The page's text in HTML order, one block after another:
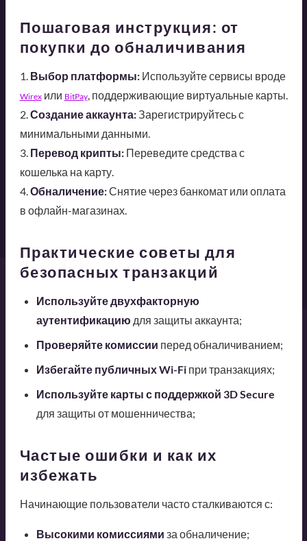
Пошаговая инструкция: от
покупки до обналичивания
1. Выбор платформы:Используйте сервисы вроде
Wirexили BitPay, поддерживающие виртуальные карты.
2. Создание аккаунта:Зарегистрируйтесь с
минимальными данными.
3. Перевод крипты:Переведите средства с
кошелька на карту.
4. Обналичение:Снятие через банкомат или оплата
в офлайн-магазинах.
Практические советы для
безопасных транзакций
Используйте двухфакторную
аутентификацию для защиты аккаунта;
Проверяйте комиссии перед обналичиванием;
Избегайте публичных Wi-Fiпри транзакциях;
Используйте карты с поддержкой 3D Secure
для защиты от мошенничества;
Частые ошибки и как их
избежать
Начинающие пользователи часто сталкиваются с:
Высокими комиссиями за обналичение;